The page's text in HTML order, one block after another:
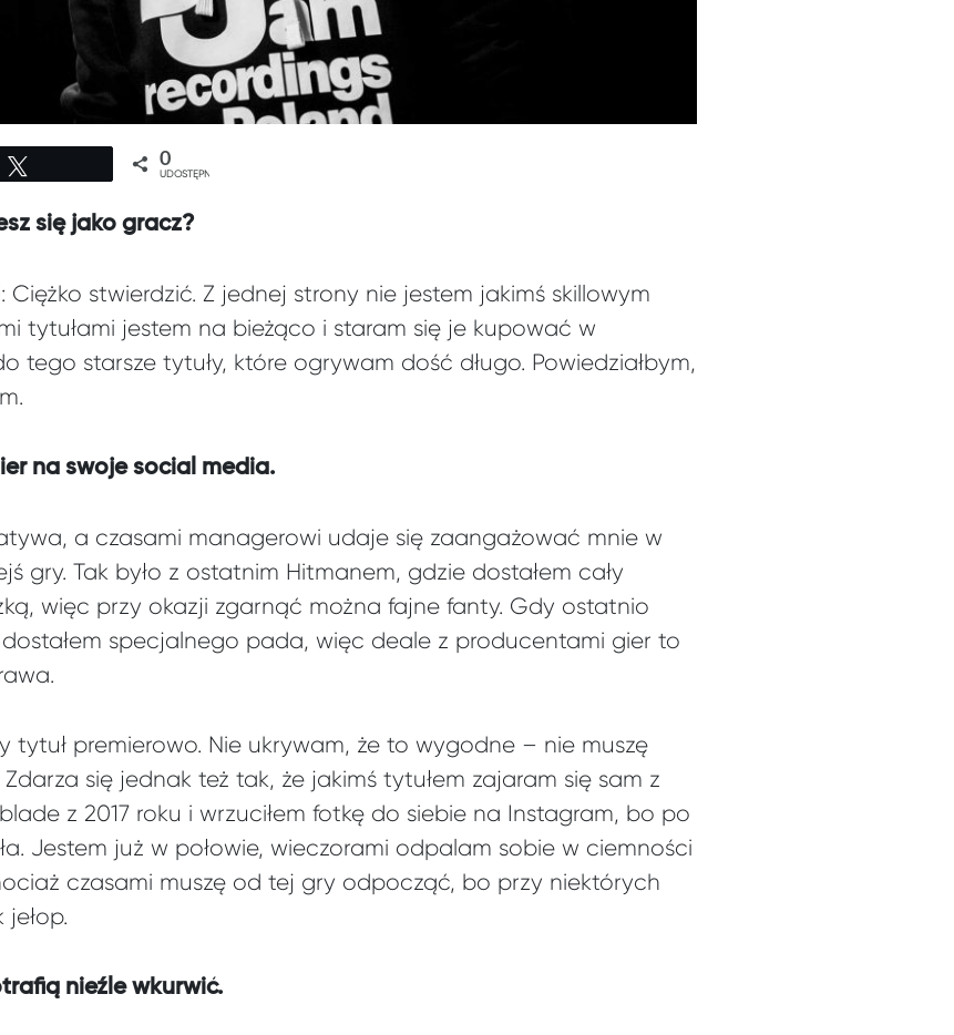
0
UDOSTĘPNIEŃ
się jako gracz?
Ciężko stwierdzić. Z jednej strony nie jestem jakimś skillowym
tytułami jestem na bieżąco i staram się je kupować w
tego starsze tytuły, które ogrywam dość długo. Powiedziałbym,
na swoje social media.
a czasami managerowi udaje się zaangażować mnie w
gry. Tak było z ostatnim Hitmanem, gdzie dostałem cały
więc przy okazji zgarnąć można fajne fanty. Gdy ostatnio
specjalnego pada, więc deale z producentami gier to
tytuł premierowo. Nie ukrywam, że to wygodne – nie muszę
się jednak też tak, że jakimś tytułem zajaram się sam z
z 2017 roku i wrzuciłem fotkę do siebie na Instagram, bo po
Jestem już w połowie, wieczorami odpalam sobie w ciemności
czasami muszę od tej gry odpocząć, bo przy niektórych
nieźle wkurwić.